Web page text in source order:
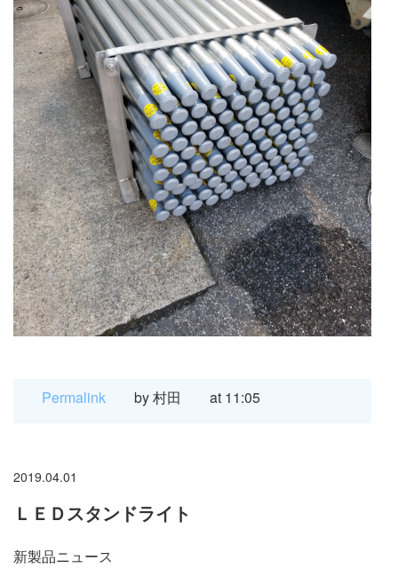
Permalink by 村田 at 11:05
2019.04.01
ＬＥＤスタンドライト
新製品ニュース